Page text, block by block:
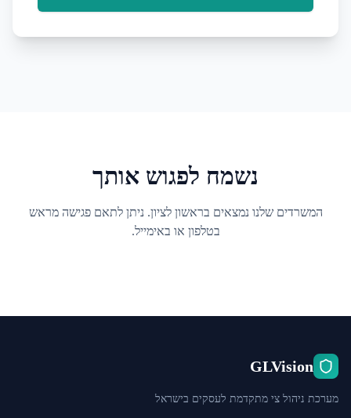
נשמח לפגוש אותך
המשרדים שלנו נמצאים בראשון לציון. ניתן לתאם פגישה מראש
בטלפון או באימייל.
GLVision
מערכת ניהול צי מתקדמת לעסקים בישראל